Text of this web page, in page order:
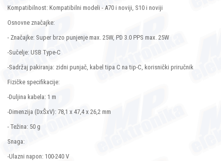
Kompatibilnost: Kompatibilni modeli - A70 i noviji, S10 i noviji
Osnovne značajke:
- Značajke: Super brzo punjenje max. 25W, PD 3.0 PPS max. 25W
-Sučelje: USB Type-C
-Sadržaj pakiranja: zidni punjač, ​​kabel tipa C na tip-C, korisnički priručnik
Fizičke specifikacije:
-Duljina kabela: 1 m
-Dimenzija (DxŠxV): 78,1 x 47,4 x 26,2 mm
- Težina: 50 g
Snaga:
-Ulazni napon: 100-240 V